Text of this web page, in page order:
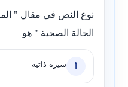
نوع النص في مقال "
الحالة الصحية " هو
أ سيرة ذاتية